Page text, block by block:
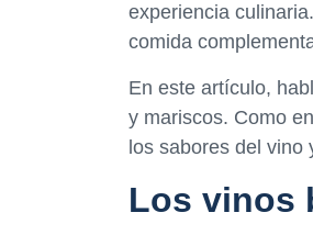
experiencia
comida
En este artículo,
y mariscos. Como
los sabores del vino
Los vinos